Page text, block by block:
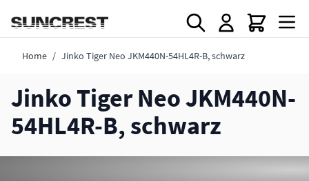
Home / Jinko Tiger Neo JKM440N-54HL4R-B, schwarz
Jinko Tiger Neo JKM440N-
54HL4R-B, schwarz